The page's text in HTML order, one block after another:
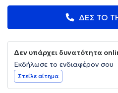
ΔΕΣ ΤΟ
Δεν υπάρχει δυνατότητα
Εκδήλωσε το ενδιαφέρον σου
Στείλε αίτημα